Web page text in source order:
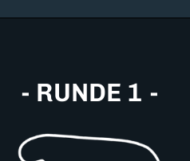
- RUNDE 1 -